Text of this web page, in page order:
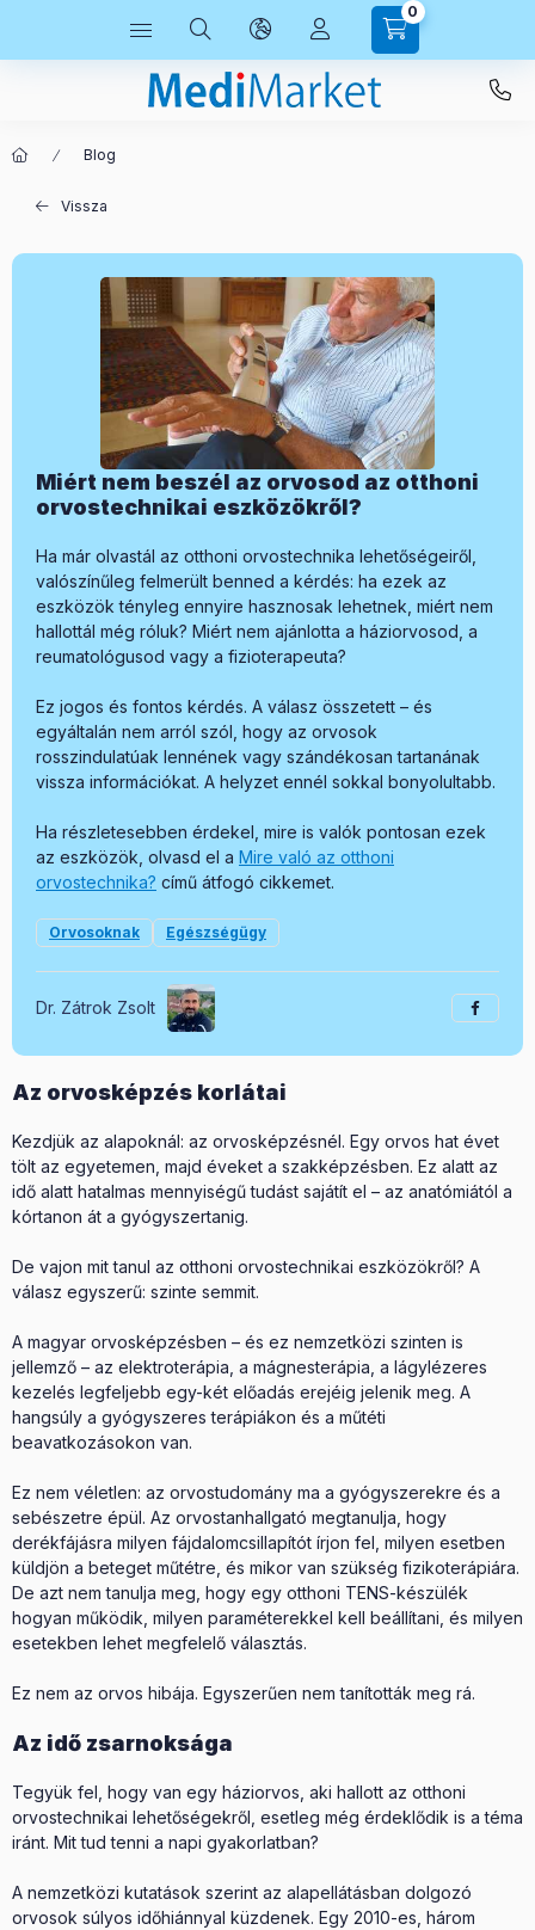
0
Blog
Vissza
Miért nem beszél az orvosod az otthoni
orvostechnikai eszközökről?
Ha már olvastál az otthoni orvostechnika lehetőségeiről,
valószínűleg felmerült benned a kérdés: ha ezek az
eszközök tényleg ennyire hasznosak lehetnek, miért nem
hallottál még róluk? Miért nem ajánlotta a háziorvosod, a
reumatológusod vagy a fizioterapeuta?
Ez jogos és fontos kérdés. A válasz összetett – és
egyáltalán nem arról szól, hogy az orvosok
rosszindulatúak lennének vagy szándékosan tartanának
vissza információkat. A helyzet ennél sokkal bonyolultabb.
Ha részletesebben érdekel, mire is valók pontosan ezek
az eszközök, olvasd el a Mire való az otthoni
orvostechnika? című átfogó cikkemet.
Orvosoknak Egészségügy
Dr. Zátrok Zsolt
Az orvosképzés korlátai
Kezdjük az alapoknál: az orvosképzésnél. Egy orvos hat évet
tölt az egyetemen, majd éveket a szakképzésben. Ez alatt az
idő alatt hatalmas mennyiségű tudást sajátít el – az anatómiától a
kórtanon át a gyógyszertanig.
De vajon mit tanul az otthoni orvostechnikai eszközökről? A
válasz egyszerű: szinte semmit.
A magyar orvosképzésben – és ez nemzetközi szinten is
jellemző – az elektroterápia, a mágnesterápia, a lágylézeres
kezelés legfeljebb egy-két előadás erejéig jelenik meg. A
hangsúly a gyógyszeres terápiákon és a műtéti
beavatkozásokon van.
Ez nem véletlen: az orvostudomány ma a gyógyszerekre és a
sebészetre épül. Az orvostanhallgató megtanulja, hogy
derékfájásra milyen fájdalomcsillapítót írjon fel, milyen esetben
küldjön a beteget műtétre, és mikor van szükség fizikoterápiára.
De azt nem tanulja meg, hogy egy otthoni TENS-készülék
hogyan működik, milyen paraméterekkel kell beállítani, és milyen
esetekben lehet megfelelő választás.
Ez nem az orvos hibája. Egyszerűen nem tanították meg rá.
Az idő zsarnoksága
Tegyük fel, hogy van egy háziorvos, aki hallott az otthoni
orvostechnikai lehetőségekről, esetleg még érdeklődik is a téma
iránt. Mit tud tenni a napi gyakorlatban?
A nemzetközi kutatások szerint az alapellátásban dolgozó
orvosok súlyos időhiánnyal küzdenek. Egy 2010-es, három